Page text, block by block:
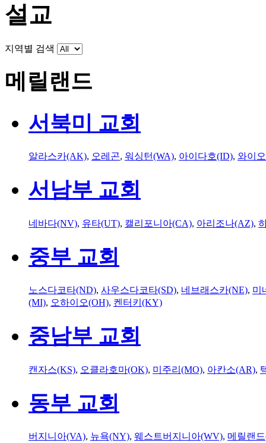
설교
지역별 검색
메릴랜드
서북미 교회
알라스카(AK), 오레곤, 워싱턴(WA), 아이다호(ID), 와이
서남부 교회
네바다(NV), 유타(UT), 캘리포니아(CA), 아리조나(AZ),
중부 교회
노스다코타(ND), 사우스다코타(SD), 네브래스카(NE), 미
(MI), 오하이오(OH), 켄터키(KY)
중남부 교회
캔자스(KS), 오클라호마(OK), 미주리(MO), 아칸소(AR),
동부 교회
버지니아(VA), 뉴욕(NY), 웨스트버지니아(WV), 메릴랜